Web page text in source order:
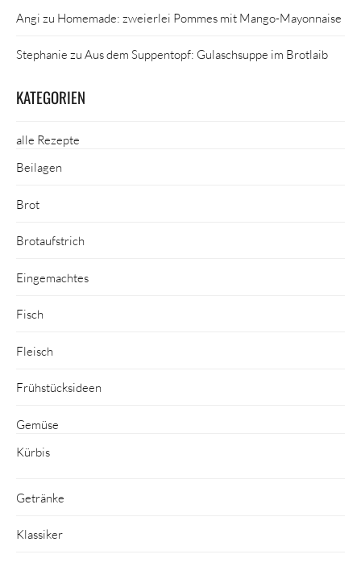
Angi zu Homemade: zweierlei Pommes mit Mango-Mayonnaise
Stephanie zu Aus dem Suppentopf: Gulaschsuppe im Brotlaib
KATEGORIEN
alle Rezepte
Beilagen
Brot
Brotaufstrich
Eingemachtes
Fisch
Fleisch
Frühstücksideen
Gemüse
Kürbis
Getränke
Klassiker